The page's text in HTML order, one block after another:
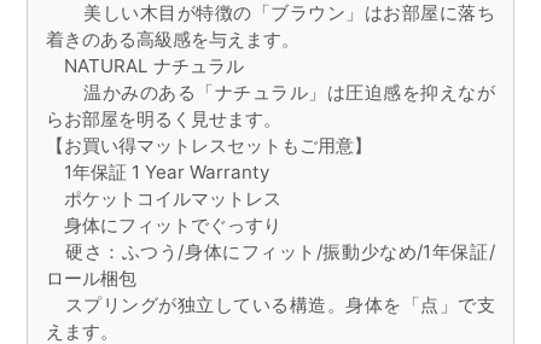
美しい木目が特徴の「ブラウン」はお部屋に落ち
着きのある高級感を与えます。
NATURAL ナチュラル
温かみのある「ナチュラル」は圧迫感を抑えなが
らお部屋を明るく見せます。
【お買い得マットレスセットもご用意】
1年保証 1 Year Warranty
ポケットコイルマットレス
身体にフィットでぐっすり
硬さ：ふつう/身体にフィット/振動少なめ/1年保証/
ロール梱包
スプリングが独立している構造。身体を「点」で支
えます。